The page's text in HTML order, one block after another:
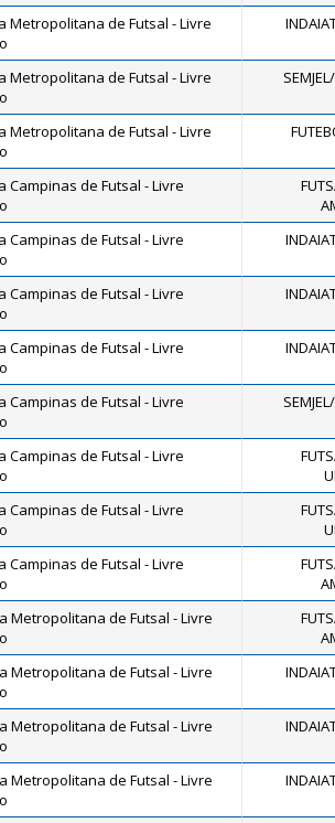
Metropolitana de Futsal - Livre
Metropolitana de Futsal - Livre
Metropolitana de Futsal - Livre
Campinas de Futsal - Livre
Campinas de Futsal - Livre
Campinas de Futsal - Livre
Campinas de Futsal - Livre
Campinas de Futsal - Livre
Campinas de Futsal - Livre
Campinas de Futsal - Livre
Campinas de Futsal - Livre
Metropolitana de Futsal - Livre
Metropolitana de Futsal - Livre
Metropolitana de Futsal - Livre
Metropolitana de Futsal - Livre